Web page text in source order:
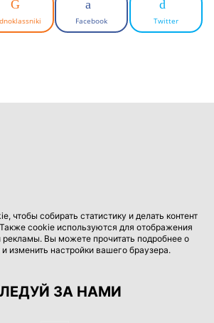
Facebook Twitter
чтобы собирать статистику и делать контент
cookie используются для отображения
рекламы. Вы можете прочитать подробнее о
и изменить настройки вашего браузера.
ЗА НАМИ